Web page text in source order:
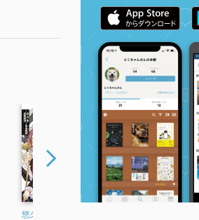
悠久の愚者アズリー